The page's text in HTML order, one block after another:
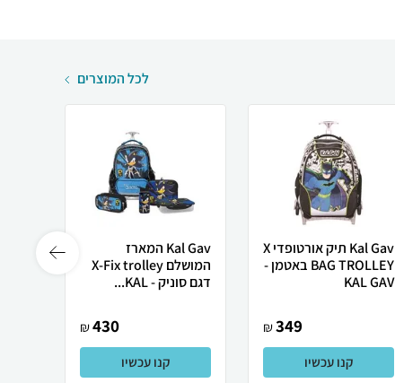
לכל המוצרים
Kal Gav תיק אורטופדי X
BAG TROLLEY באטמן -
KAL GAV
349
₪
קנו עכשיו
Kal Gav המארז
המושלם X-Fix trolley
דגם סוניק - KAL...
430
₪
קנו עכשיו